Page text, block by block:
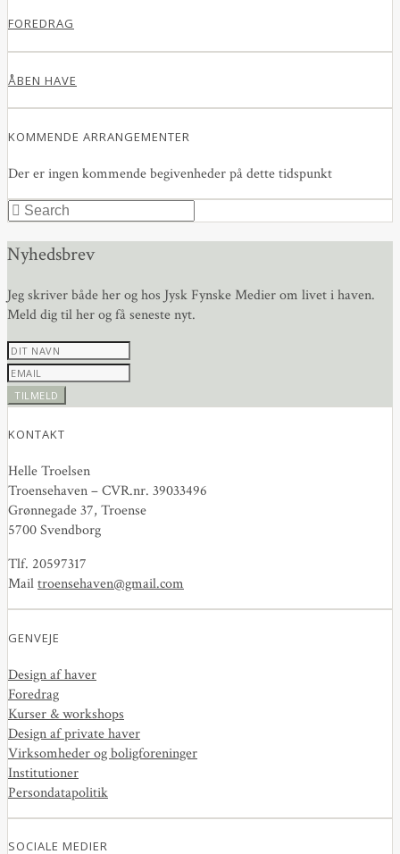
FOREDRAG
ÅBEN HAVE
KOMMENDE ARRANGEMENTER
Der er ingen kommende begivenheder på dette tidspunkt
Nyhedsbrev
Jeg skriver både her og hos Jysk Fynske Medier om livet i haven.
Meld dig til her og få seneste nyt.
KONTAKT
Helle Troelsen
Troensehaven – CVR.nr. 39033496
Grønnegade 37, Troense
5700 Svendborg
Tlf. 20597317
Mailtroensehaven@gmail.com
GENVEJE
Design af haver
Foredrag
Kurser & workshops
Design af private haver
Virksomheder og boligforeninger
Institutioner
Persondatapolitik
SOCIALE MEDIER